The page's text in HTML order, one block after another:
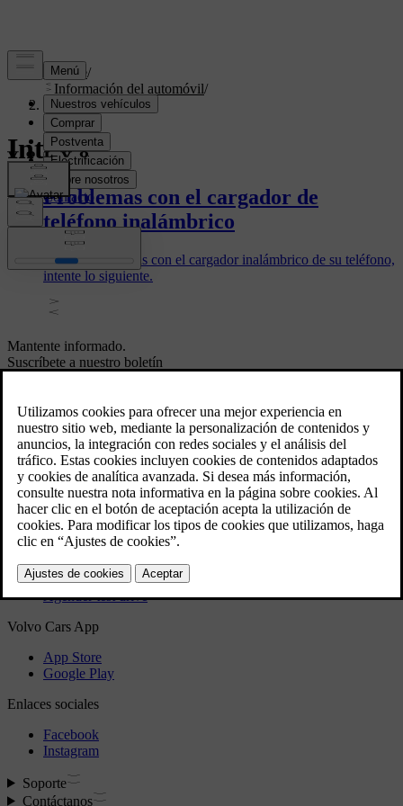
Soporte/
Información del automóvil/
Interior
Interior
Problemas con el cargador de
teléfono inalámbrico
Si tiene problemas con el cargador inalámbrico de su teléfono,
intente lo siguiente.